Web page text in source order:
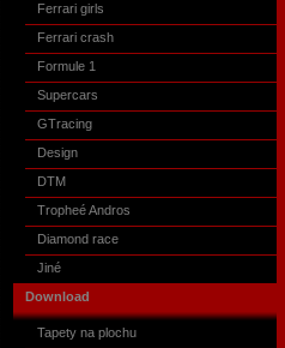
Ferrari girls
Ferrari crash
Formule 1
Supercars
GTracing
Design
DTM
Tropheé Andros
Diamond race
Jiné
Download
Tapety na plochu